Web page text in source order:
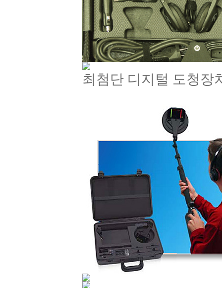
최첨단 디지털 도청장